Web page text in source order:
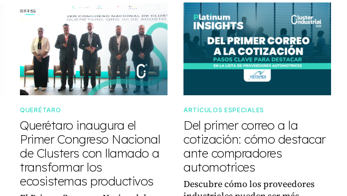
QUERÉTARO
Querétaro inaugura el
Primer Congreso Nacional
de Clusters con llamado a
transformar los
ecosistemas productivos
ARTÍCULOS ESPECIALES
Del primer correo a la
cotización: cómo destacar
ante compradores
automotrices
Descubre cómo los proveedores